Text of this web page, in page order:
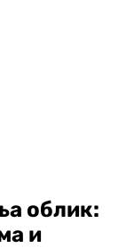
облик:
и